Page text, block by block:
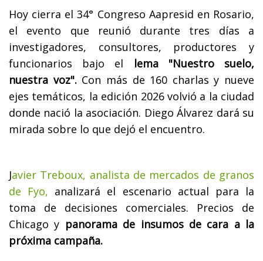
Hoy cierra el 34° Congreso Aapresid en Rosario,
el evento que reunió durante tres días a
investigadores, consultores, productores y
funcionarios bajo el lema "Nuestro suelo,
nuestra voz".Con más de 160 charlas y nueve
ejes temáticos, la edición 2026 volvió a la ciudad
donde nació la asociación. Diego Álvarez dará su
mirada sobre lo que dejó el encuentro.
Javier Treboux, analista de mercados de granos
de Fyo, analizará el escenario actual para la
toma de decisiones comerciales. Precios de
Chicago y panorama de insumos de cara a la
próxima campaña.